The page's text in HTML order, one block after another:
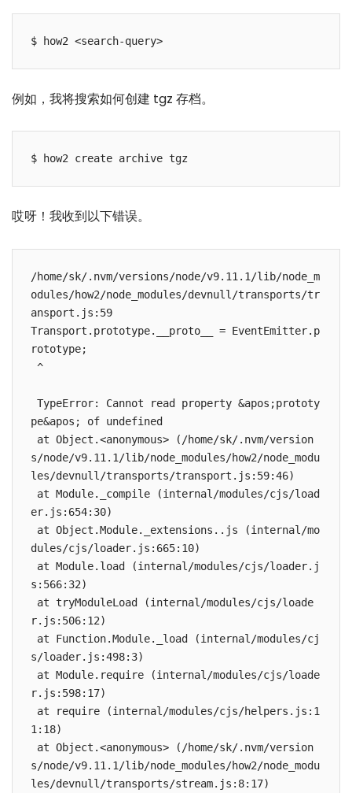
$ how2 <search-query>
例如，我将搜索如何创建 tgz 存档。
$ how2 create archive tgz
哎呀！我收到以下错误。
/home/sk/.nvm/versions/node/v9.11.1/lib/node_m
odules/how2/node_modules/devnull/transports/tr
ansport.js:59
Transport.prototype.__proto__ = EventEmitter.p
rototype;
^
TypeError: Cannot read property &apos;prototy
pe&apos; of undefined
s/node/v9.11.1/lib/node_modules/how2/node_modu
les/devnull/transports/transport.js:59:46)
er.js:654:30)
dules/cjs/loader.js:665:10)
s:566:32)
r.js:506:12)
s/loader.js:498:3)
r.js:598:17)
1:18)
s/node/v9.11.1/lib/node_modules/how2/node_modu
les/devnull/transports/stream.js:8:17)